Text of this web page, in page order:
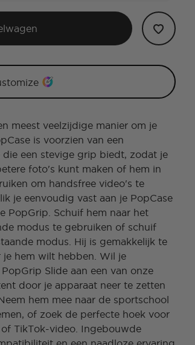
meest veelzijdige manier om je
is voorzien van een
een stevige grip biedt, zodat je
foto's kunt maken of hem in
om handsfree video's te
je eenvoudig vast aan je PopCase
PopGrip. Schuif hem naar het
modus te gebruiken of schuif
modus. Hij is gemakkelijk te
hem wilt hebben. Wil je
Slide aan een van onze
door je apparaat neer te zetten
hem mee naar de sportschool
of zoek de perfecte hoek voor
TikTok-video. Ingebouwde